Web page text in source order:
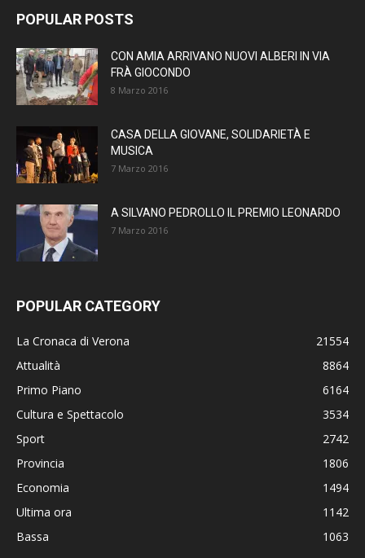
POPULAR POSTS
CON AMIA ARRIVANO NUOVI ALBERI IN VIA
FRÀ GIOCONDO
8 Marzo 2016
CASA DELLA GIOVANE, SOLIDARIETÀ E
MUSICA
7 Marzo 2016
A SILVANO PEDROLLO IL PREMIO LEONARDO
7 Marzo 2016
POPULAR CATEGORY
La Cronaca di Verona
21554
Attualità
8864
Primo Piano
6164
Cultura e Spettacolo
3534
Sport
2742
Provincia
1806
Economia
1494
Ultima ora
1142
Bassa
1063